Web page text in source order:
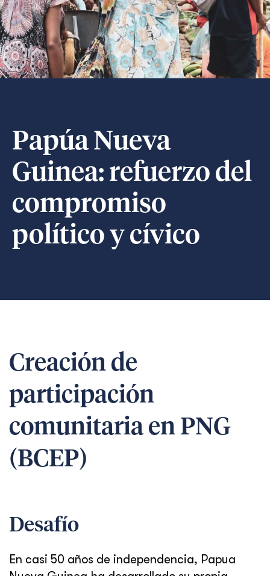
Papúa Nueva
Guinea: refuerzo del
compromiso
político y cívico
Creación de
participación
comunitaria en PNG
(BCEP)
Desafío
En casi 50 años de independencia, Papua